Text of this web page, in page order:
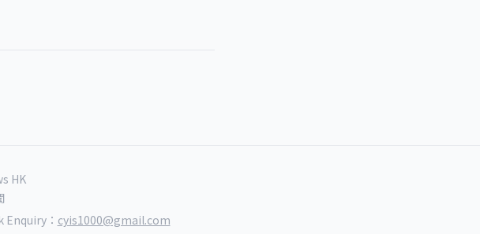
HK
Enquiry： cyis1000@gmail.com